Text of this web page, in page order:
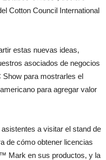
Cotton Council International
estas nuevas ideas,
asociados de negocios
para mostrarles el
para agregar valor
a visitar el stand de
de cómo obtener licencias
Mark en sus productos, y la